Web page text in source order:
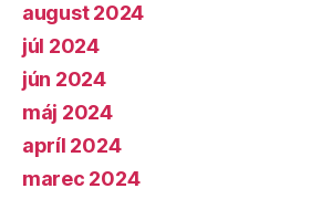
august 2024
júl 2024
jún 2024
máj 2024
apríl 2024
marec 2024